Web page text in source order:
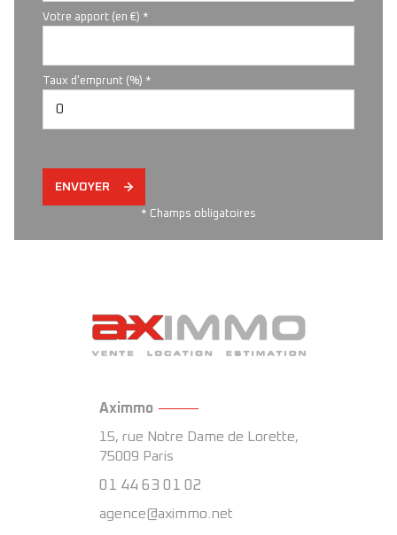
Votre apport (en €) *
Taux d'emprunt (%) *
ENVOYER
* Champs obligatoires
Aximmo
15, rue Notre Dame de Lorette,
75009 Paris
01 44 63 01 02
agence@aximmo.net